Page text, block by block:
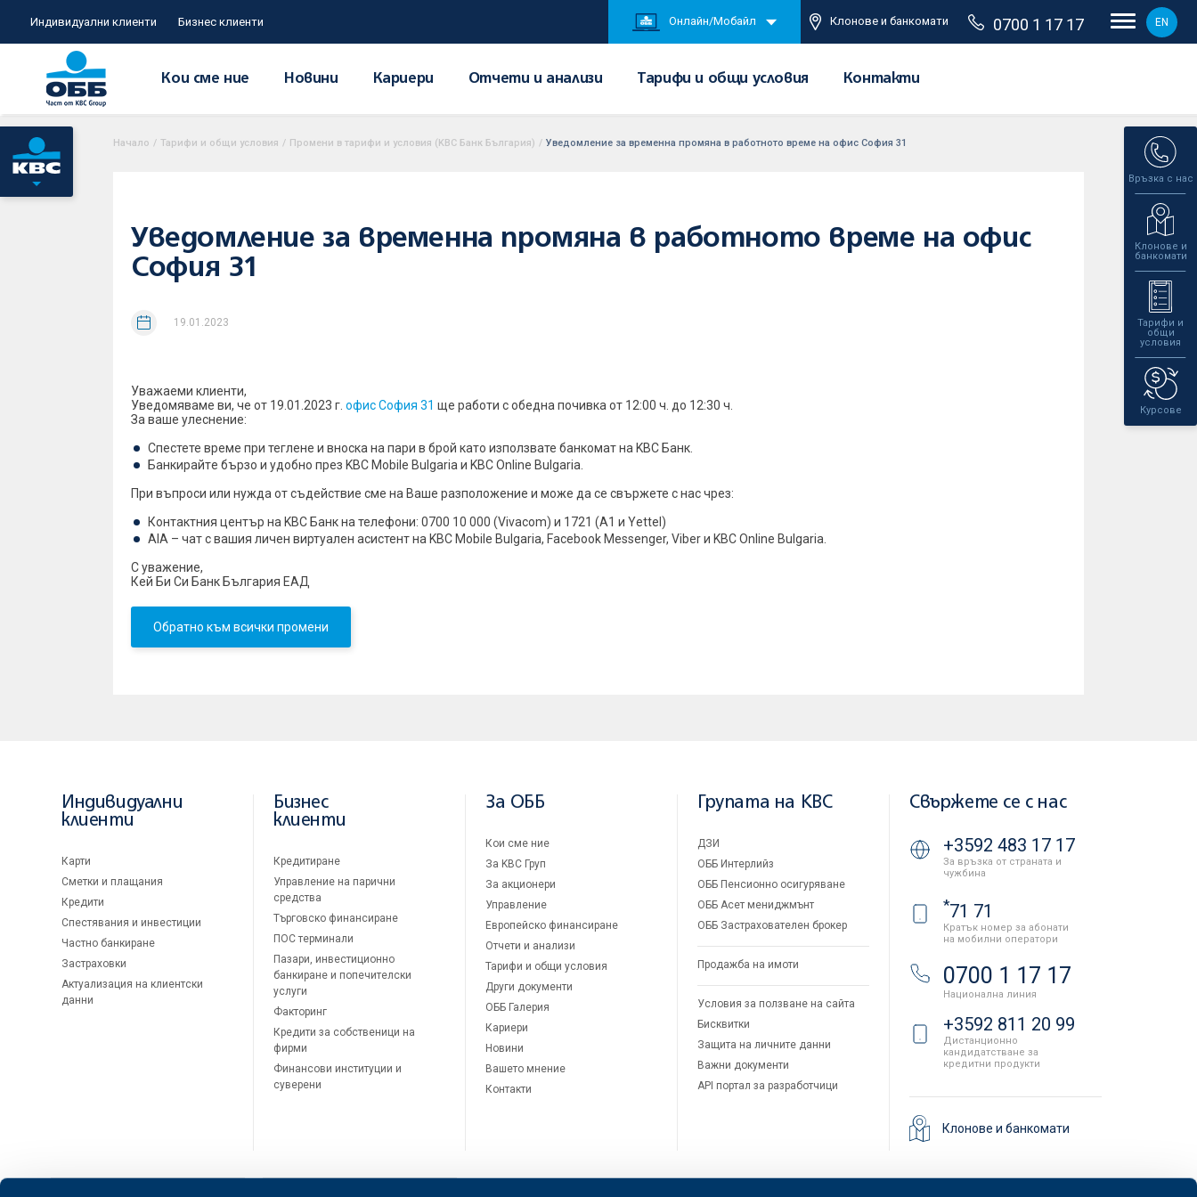
Индивидуални клиенти Бизнес клиенти Онлайн/Мобайл Клонове и банкомати 0700 1 17 17 EN
Кои сме ние Новини Кариери Отчети и анализи Тарифи и общи условия Контакти
Връзка с нас
Клонове и
банкомати
Тарифи и
общи
условия
Курсове
Начало / Тарифи и общи условия / Промени в тарифи и условия (KBC Банк България) / Уведомление за временна промяна в работното време на офис София 31
Уведомление за временна промяна в работното време на офис
София 31
19.01.2023
Уважаеми клиенти,
Уведомяваме ви, че от 19.01.2023 г. офис София 31 ще работи с обедна почивка от 12:00 ч. до 12:30 ч.
За ваше улеснение:
Спестете време при теглене и вноска на пари в брой като използвате банкомат на KBC Банк.
Банкирайтe бързо и удобно през KBC Mobile Bulgaria и KBC Online Bulgaria.
При въпроси или нужда от съдействие сме на Ваше разположение и може да се свържете с нас чрез:
Контактния център на KBC Банк на телефони: 0700 10 000 (Vivacom) и 1721 (A1 и Yettel)
AIA – чат с вашия личен виртуален асистент на KBC Mobile Bulgaria, Facebook Messenger, Viber и KBC Online Bulgaria.
С уважение,
Кей Би Си Банк България ЕАД
Обратно към всички промени
Индивидуални
клиенти
Карти
Сметки и плащания
Кредити
Спестявания и инвестиции
Частно банкиране
Застраховки
Актуализация на клиентски
данни
Бизнес
клиенти
Кредитиране
Управление на парични
средства
Търговско финансиране
ПОС терминали
Пазари, инвестиционно
банкиране и попечителски
услуги
Факторинг
Кредити за собственици на
фирми
Финансови институции и
суверени
За ОББ
Кои сме ние
За KBC Груп
За акционери
Управление
Европейско финансиране
Отчети и анализи
Тарифи и общи условия
Други документи
ОББ Галерия
Кариери
Новини
Вашето мнение
Контакти
Групата на KBC
ДЗИ
ОББ Интерлийз
ОББ Пенсионно осигуряване
ОББ Асет мениджмънт
ОББ Застрахователен брокер
Продажба на имоти
Условия за ползване на сайта
Бисквитки
Защита на личните данни
Важни документи
API портал за разработчици
Свържете се с нас
+3592 483 17 17
За връзка от страната и
чужбина
*71 71
Кратък номер за абонати
на мобилни оператори
0700 1 17 17
Национална линия
+3592 811 20 99
Дистанционно
кандидатстване за
кредитни продукти
Клонове и банкомати